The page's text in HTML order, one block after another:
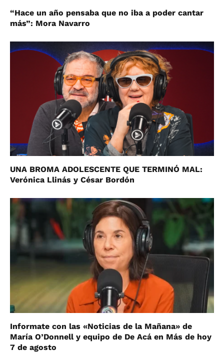
“Hace un año pensaba que no iba a poder cantar
más”: Mora Navarro
UNA BROMA ADOLESCENTE QUE TERMINÓ MAL:
Verónica Llinás y César Bordón
Informate con las «Noticias de la Mañana» de
María O’Donnell y equipo de De Acá en Más de hoy
7 de agosto